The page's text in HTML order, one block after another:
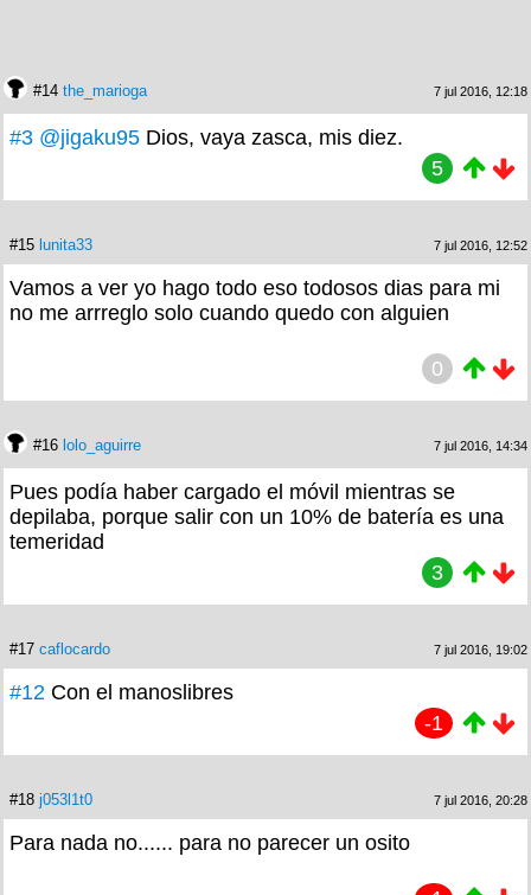
#14 the_marioga 7 jul 2016, 12:18
#3 @jigaku95 Dios, vaya zasca, mis diez.
5
#15 lunita33 7 jul 2016, 12:52
Vamos a ver yo hago todo eso todosos dias para mi
no me arrreglo solo cuando quedo con alguien
0
#16 lolo_aguirre 7 jul 2016, 14:34
Pues podía haber cargado el móvil mientras se
depilaba, porque salir con un 10% de batería es una
temeridad
3
#17 caflocardo 7 jul 2016, 19:02
#12 Con el manoslibres
-1
#18 j053l1t0 7 jul 2016, 20:28
Para nada no...... para no parecer un osito